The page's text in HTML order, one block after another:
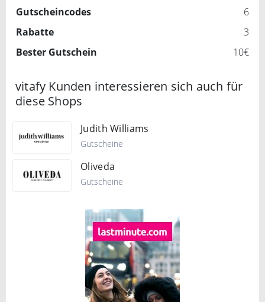
Gutscheincodes
6
Rabatte
3
Bester Gutschein
10€
vitafy Kunden interessieren sich auch für
diese Shops
Judith Williams
Gutscheine
Oliveda
Gutscheine